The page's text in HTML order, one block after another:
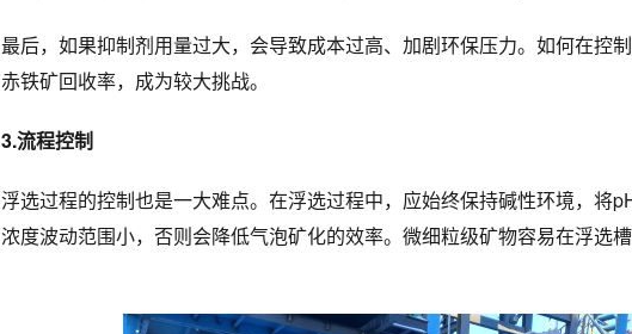
最后，如果抑制剂用量过大，会导致成本过高、加剧环保压力。如何在控
赤铁矿回收率，成为较大挑战。
3.流程控制
浮选过程的控制也是一大难点。在浮选过程中，应始终保持碱性环境，将
浓度波动范围小，否则会降低气泡矿化的效率。微细粒级矿物容易在浮选